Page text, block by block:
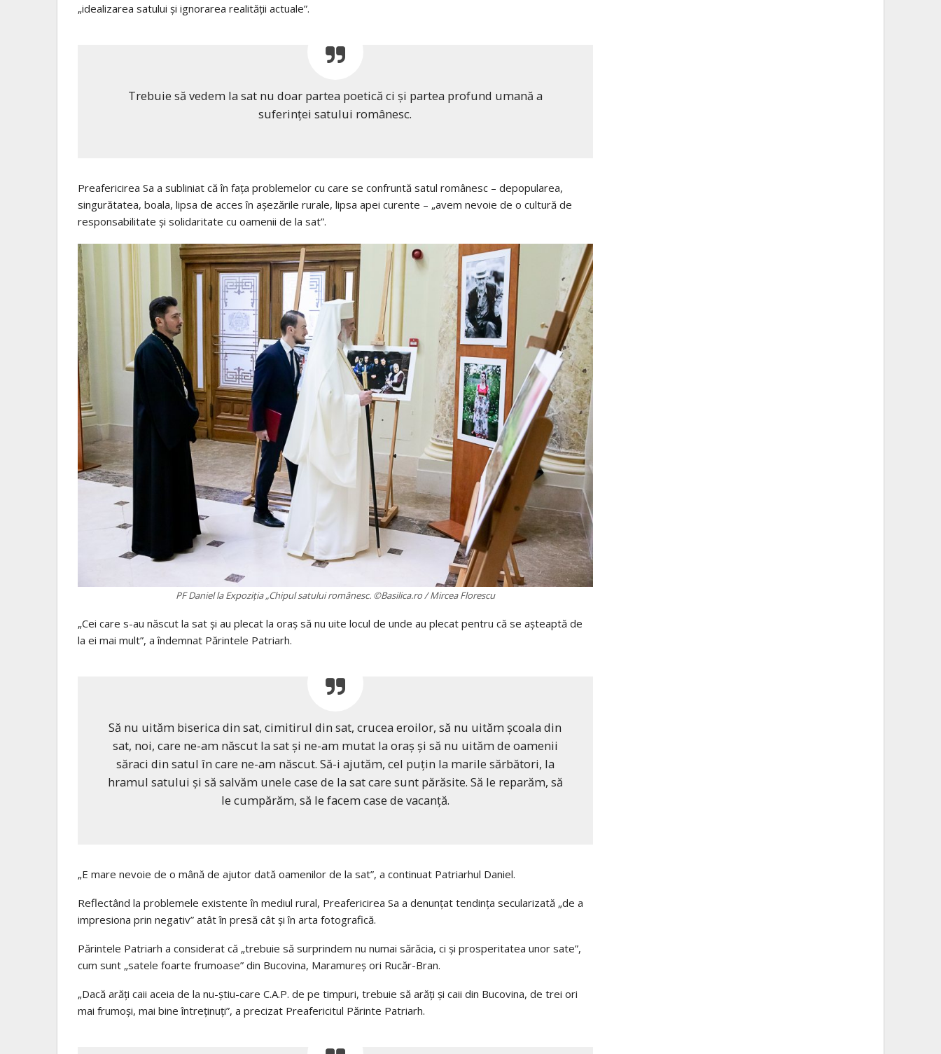
„idealizarea satului și ignorarea realității actuale”.
Trebuie să vedem la sat nu doar partea poetică ci și partea profund umană a
suferinței satului românesc.
Preafericirea Sa a subliniat că în faţa problemelor cu care se confruntă satul românesc – depopularea,
singurătatea, boala, lipsa de acces în aşezările rurale, lipsa apei curente – „avem nevoie de o cultură de
responsabilitate şi solidaritate cu oamenii de la sat”.
PF Daniel la Expoziția „Chipul satului românesc. ©Basilica.ro / Mircea Florescu
„Cei care s-au născut la sat și au plecat la oraș să nu uite locul de unde au plecat pentru că se așteaptă de
la ei mai mult”, a îndemnat Părintele Patriarh.
Să nu uităm biserica din sat, cimitirul din sat, crucea eroilor, să nu uităm şcoala din
sat, noi, care ne-am născut la sat şi ne-am mutat la oraş şi să nu uităm de oamenii
săraci din satul în care ne-am născut. Să-i ajutăm, cel puţin la marile sărbători, la
hramul satului şi să salvăm unele case de la sat care sunt părăsite. Să le reparăm, să
le cumpărăm, să le facem case de vacanţă.
„E mare nevoie de o mână de ajutor dată oamenilor de la sat”, a continuat Patriarhul Daniel.
Reflectând la problemele existente în mediul rural, Preafericirea Sa a denunțat tendința secularizată „de a
impresiona prin negativ” atât în presă cât și în arta fotografică.
Părintele Patriarh a considerat că „trebuie să surprindem nu numai sărăcia, ci şi prosperitatea unor sate”,
cum sunt „satele foarte frumoase” din Bucovina, Maramureş ori Rucăr-Bran.
„Dacă arăți caii aceia de la nu-știu-care C.A.P. de pe timpuri, trebuie să arăți și caii din Bucovina, de trei ori
mai frumoși, mai bine întreținuți”, a precizat Preafericitul Părinte Patriarh.